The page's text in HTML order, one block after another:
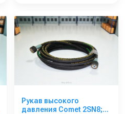
Рукав высокого
давления Comet 2SN8;